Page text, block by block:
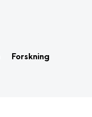
Forskning